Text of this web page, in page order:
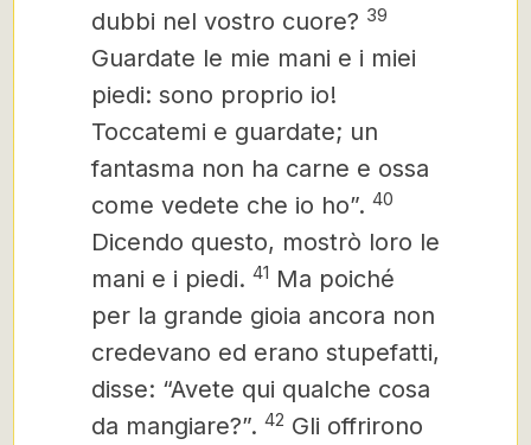
dubbi nel vostro cuore? 39
Guardate le mie mani e i miei
piedi: sono proprio io!
Toccatemi e guardate; un
fantasma non ha carne e ossa
come vedete che io ho”. 40
Dicendo questo, mostrò loro le
mani e i piedi. 41 Ma poiché
per la grande gioia ancora non
credevano ed erano stupefatti,
disse: “Avete qui qualche cosa
da mangiare?”. 42 Gli offrirono